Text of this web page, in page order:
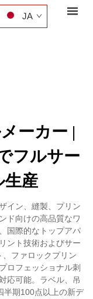
JA
ーカー |
フルサー
生産
イン、縫製、プリン
ド向けの高品質なワ
国際的なトップアパ
ント技術およびサー
ファロックプリン
ロフェッショナル刺
応可能。ラベル、吊
半期100点以上の新デ